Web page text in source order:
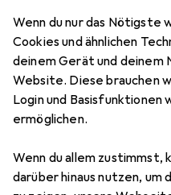
Wenn du nur das Nötigste
Cookies und ähnlichen
deinem Gerät und deinem
Website. Diese brauchen
Login und Basisfunktionen
ermöglichen.
Wenn du allem zustimmst,
darüber hinaus nutzen,
4
Dipos
EUR
8,89
Bewertungen